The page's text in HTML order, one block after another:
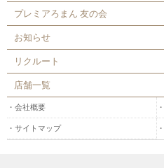
プレミアろまん 友の会
お知らせ
リクルート
店舗一覧
会社概要
サイトマップ